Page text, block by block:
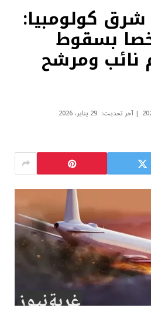
كولومبيا:
15 شخصا بسقوط
نائب ومرشح
آخر تحديث: 29 يناير، 2026